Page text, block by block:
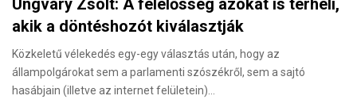
Ungváry Zsolt: A felelősség azokat is terheli,
akik a döntéshozót kiválasztják
Közkeletű vélekedés egy-egy választás után, hogy az
állampolgárokat sem a parlamenti szószékről, sem a sajtó
hasábjain (illetve az internet felületein)…